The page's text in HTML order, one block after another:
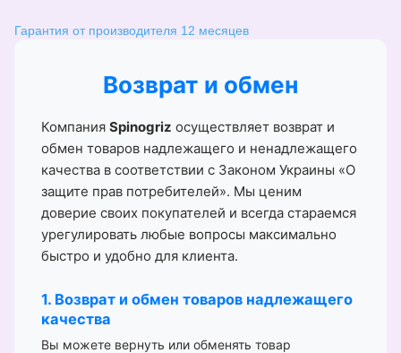
Гарантия от производителя 12 месяцев
Возврат и обмен
Компания Spinogriz осуществляет возврат и
обмен товаров надлежащего и ненадлежащего
качества в соответствии с Законом Украины «О
защите прав потребителей». Мы ценим
доверие своих покупателей и всегда стараемся
урегулировать любые вопросы максимально
быстро и удобно для клиента.
1. Возврат и обмен товаров надлежащего
качества
Вы можете вернуть или обменять товар